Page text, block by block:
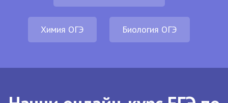
Химия ОГЭ Биология ОГЭ